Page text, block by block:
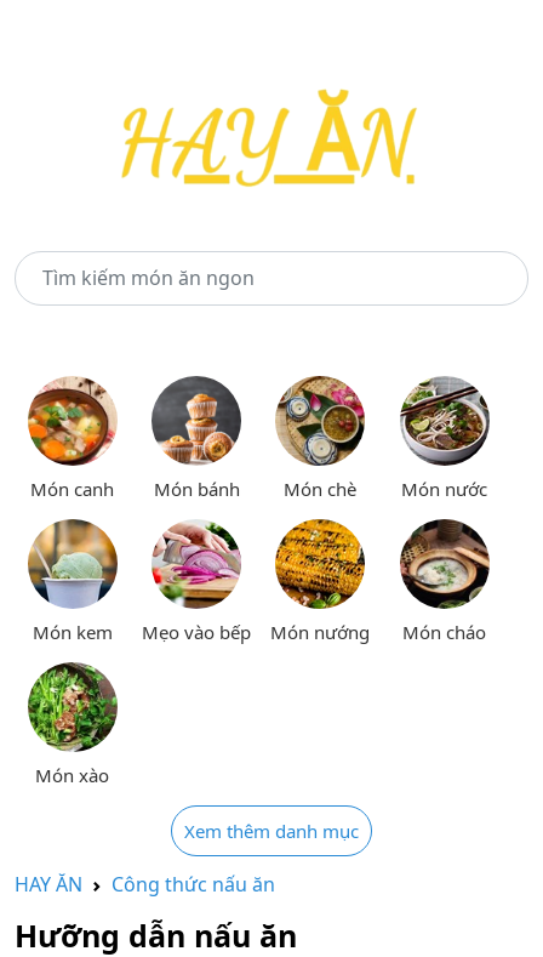
Món canh Món bánh Món chè Món nước
Món kem Mẹo vào bếp Món nướng Món cháo
Món xào
Xem thêm danh mục
HAY ĂN Công thức nấu ăn
Hưỡng dẫn nấu ăn